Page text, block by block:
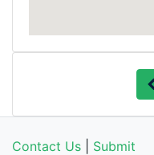
Contact Us Submit